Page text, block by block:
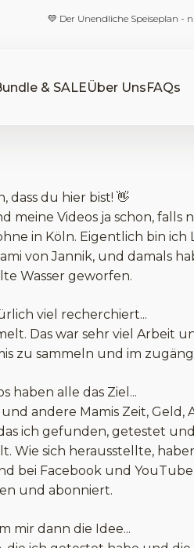
💛 Der Unendliche Speiseplan - nur
& SALEÜber UnsFAQs
dass du hier bist! 👋
meine Videos ja schon, falls
in Köln. Eigentlich bin ich
von Jannik, und damals
Wasser geworfen.
viel recherchiert...
Das war sehr viel Arbeit
zu sammeln und im
haben alle das Ziel...
andere Mamis Zeit, Geld,
ich gefunden, getestet
Wie sich herausstellte,
bei Facebook und
und abonniert.
mir dann die Idee...